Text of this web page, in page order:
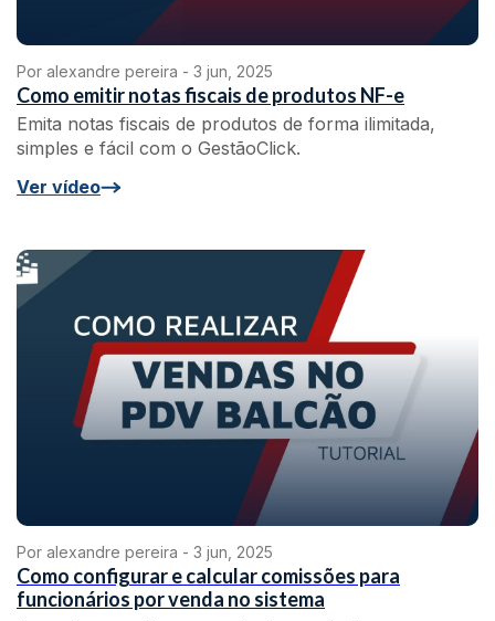
Por alexandre pereira - 3 jun, 2025
Como emitir notas fiscais de produtos NF-e
Emita notas fiscais de produtos de forma ilimitada,
simples e fácil com o GestãoClick.
Ver vídeo
Por alexandre pereira - 3 jun, 2025
Como configurar e calcular comissões para
funcionários por venda no sistema